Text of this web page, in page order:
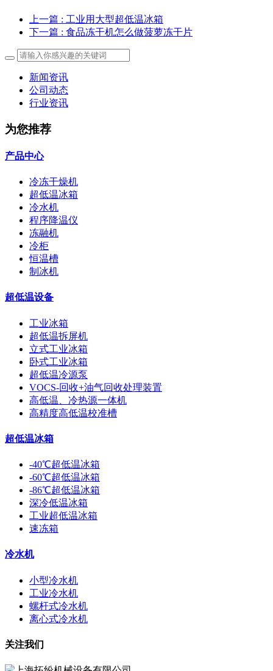
上一篇 : 工业用大型超低温冰箱
下一篇 : 食品冻干机怎么做菠萝冻干片
新闻资讯
公司动态
行业资讯
为您推荐
产品中心
冷冻干燥机
超低温冰箱
冷水机
程序降温仪
冻融机
冷柜
恒温槽
制冰机
超低温设备
工业冰箱
超低温拆屏机
立式工业冰箱
卧式工业冰箱
超低温冷源泵
VOCS-回收+油气回收处理装置
高低温、冷热源一体机
高精度高低温校准槽
超低温冰箱
-40℃超低温冰箱
-60℃超低温冰箱
-86℃超低温冰箱
深冷低温冰箱
工业超低温冰箱
速冻箱
冷水机
小型冷水机
工业冷水机
螺杆式冷水机
离心式冷水机
关注我们